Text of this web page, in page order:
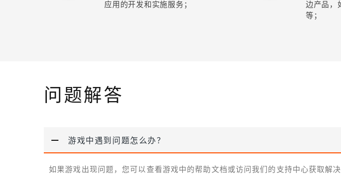
应用的开发和实施服务；
边产品，
等；
问题解答
游戏中遇到问题怎么办？
如果游戏出现问题，您可以查看游戏中的帮助文档或访问我们的支持中心获取解决